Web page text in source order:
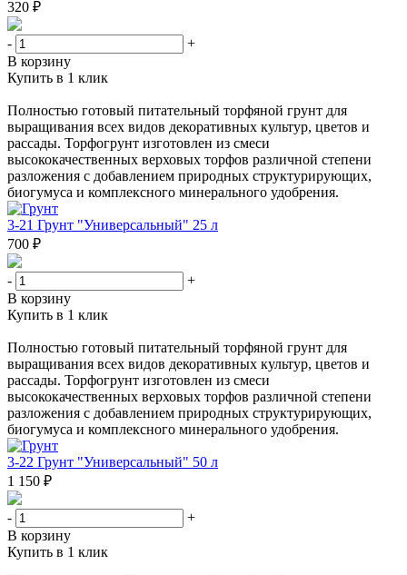
320 ₽
-
+
В корзину
Купить в 1 клик
Полностью готовый питательный торфяной грунт для
выращивания всех видов декоративных культур, цветов и
рассады. Торфогрунт изготовлен из смеси
высококачественных верховых торфов различной степени
разложения с добавлением природных структурирующих,
биогумуса и комплексного минерального удобрения.
3-21 Грунт "Универсальный" 25 л
700 ₽
-
+
В корзину
Купить в 1 клик
Полностью готовый питательный торфяной грунт для
выращивания всех видов декоративных культур, цветов и
рассады. Торфогрунт изготовлен из смеси
высококачественных верховых торфов различной степени
разложения с добавлением природных структурирующих,
биогумуса и комплексного минерального удобрения.
3-22 Грунт "Универсальный" 50 л
1 150 ₽
-
+
В корзину
Купить в 1 клик